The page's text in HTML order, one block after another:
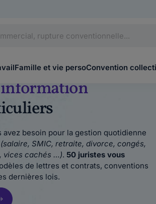
Famille et vie persoConvention
avez besoin pour la gestion quotidienne
(salaire, SMIC, retraite, divorce, congés,
vices cachés …). 50 juristes vous
de lettres et contrats, conventions
dernières lois.